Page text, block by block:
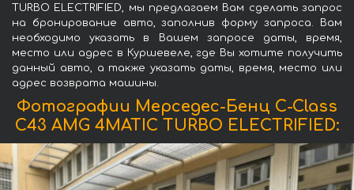
TURBO ELECTRIFIED, мы предлагаем Вам сделать запрос
на бронирование авто, заполнив форму запроса. Вам
необходимо указать в Вашем запросе даты, время,
место или адрес в Куршевеле, где Вы хотите получить
данный авто, а также указать даты, время, место или
адрес возврата машины.
Фотографии Мерседес-Бенц C-Class
C43 AMG 4MATIC TURBO ELECTRIFIED: